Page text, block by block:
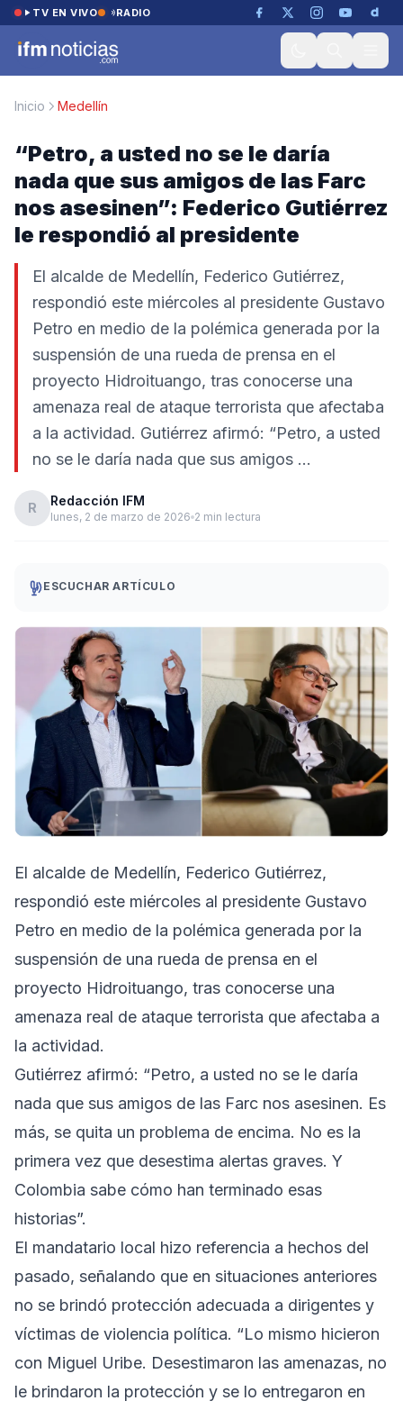
Saltar al contenido
TV EN VIVO RADIO
Inicio Medellín
“Petro, a usted no se le daría
nada que sus amigos de las Farc
nos asesinen”: Federico Gutiérrez
le respondió al presidente
El alcalde de Medellín, Federico Gutiérrez,
respondió este miércoles al presidente Gustavo
Petro en medio de la polémica generada por la
suspensión de una rueda de prensa en el
proyecto Hidroituango, tras conocerse una
amenaza real de ataque terrorista que afectaba
a la actividad. Gutiérrez afirmó: “Petro, a usted
no se le daría nada que sus amigos …
R Redacción IFM
lunes, 2 de marzo de 2026 2 min lectura
ESCUCHAR ARTÍCULO
El alcalde de Medellín, Federico Gutiérrez,
respondió este miércoles al presidente Gustavo
Petro en medio de la polémica generada por la
suspensión de una rueda de prensa en el
proyecto Hidroituango, tras conocerse una
amenaza real de ataque terrorista que afectaba a
la actividad.
Gutiérrez afirmó: “Petro, a usted no se le daría
nada que sus amigos de las Farc nos asesinen. Es
más, se quita un problema de encima. No es la
primera vez que desestima alertas graves. Y
Colombia sabe cómo han terminado esas
historias”.
El mandatario local hizo referencia a hechos del
pasado, señalando que en situaciones anteriores
no se brindó protección adecuada a dirigentes y
víctimas de violencia política. “Lo mismo hicieron
con Miguel Uribe. Desestimaron las amenazas, no
le brindaron la protección y se lo entregaron en